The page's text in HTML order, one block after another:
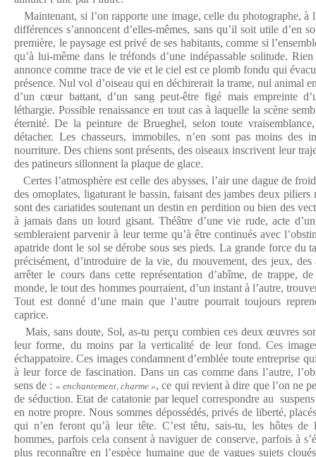
Maintenant, si l’on rapporte une image, celle du photographe, à
différences s’annoncent d’elles-mêmes, sans qu’il soit utile d’en
première, le paysage est privé de ses habitants, comme si
qu’à lui-même dans le tréfonds d’une indépassable solitude.
annonce comme trace de vie et le ciel est ce plomb fondu qui
présence. Nul vol d’oiseau qui en déchirerait la trame, nul animal
d’un cœur battant, d’un sang peut-être figé mais empreinte
léthargie. Possible renaissance en tout cas à laquelle la scène
éternité. De la peinture de Brueghel, selon toute
détacher. Les chasseurs, immobiles, n’en sont pas moins des
nourriture. Des chiens sont présents, des oiseaux inscrivent leur
des patineurs sillonnent la plaque de glace.
Certes l’atmosphère est celle des abysses, l’air une dague de
des omoplates, ligaturant le bassin, faisant des jambes deux
sont des cariatides soutenant un destin en perdition ou bien des
à jamais dans un lourd gisant. Théâtre d’une vie rude, acte
sembleraient parvenir à leur terme qu’à être continués avec
apatride dont le sol se dérobe sous ses pieds. La grande force du
précisément, d’introduire de la vie, du mouvement, des jeux, des
arrêter le cours dans cette représentation d’abîme, de trappe,
monde, le tout des hommes pourraient, d’un instant à l’autre,
Tout est donné d’une main que l’autre pourrait toujours
caprice.
Mais, sans doute, Sol, as-tu perçu combien ces deux œuvres
leur forme, du moins par la verticalité de leur fond. Ces
échappatoire. Ces images condamnent d’emblée toute entreprise
à leur force de fascination. Dans un cas comme dans l’autre,
sens de : « enchantement, charme », ce qui revient à dire que l’on ne
de séduction. Etat de catatonie par lequel correspondre au
en notre propre. Nous sommes dépossédés, privés de liberté,
qui n’en feront qu’à leur tête. C’est têtu, sais-tu, les hôtes de
hommes, parfois cela consent à naviguer de conserve, parfois à
plus reconnaître en l’espèce humaine que de vagues sujets